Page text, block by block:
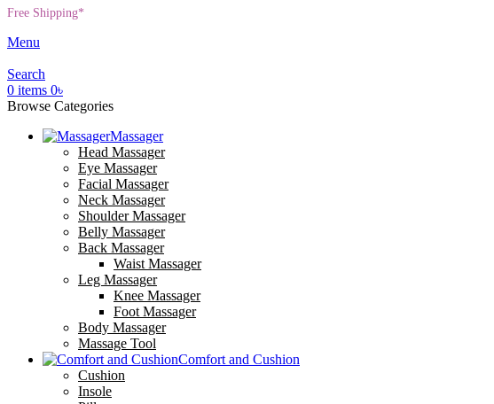
Free Shipping*
Menu
Search
0 items 0৳
Browse Categories
Massager
Head Massager
Eye Massager
Facial Massager
Neck Massager
Shoulder Massager
Belly Massager
Back Massager
Waist Massager
Leg Massager
Knee Massager
Foot Massager
Body Massager
Massage Tool
Comfort and Cushion
Cushion
Insole